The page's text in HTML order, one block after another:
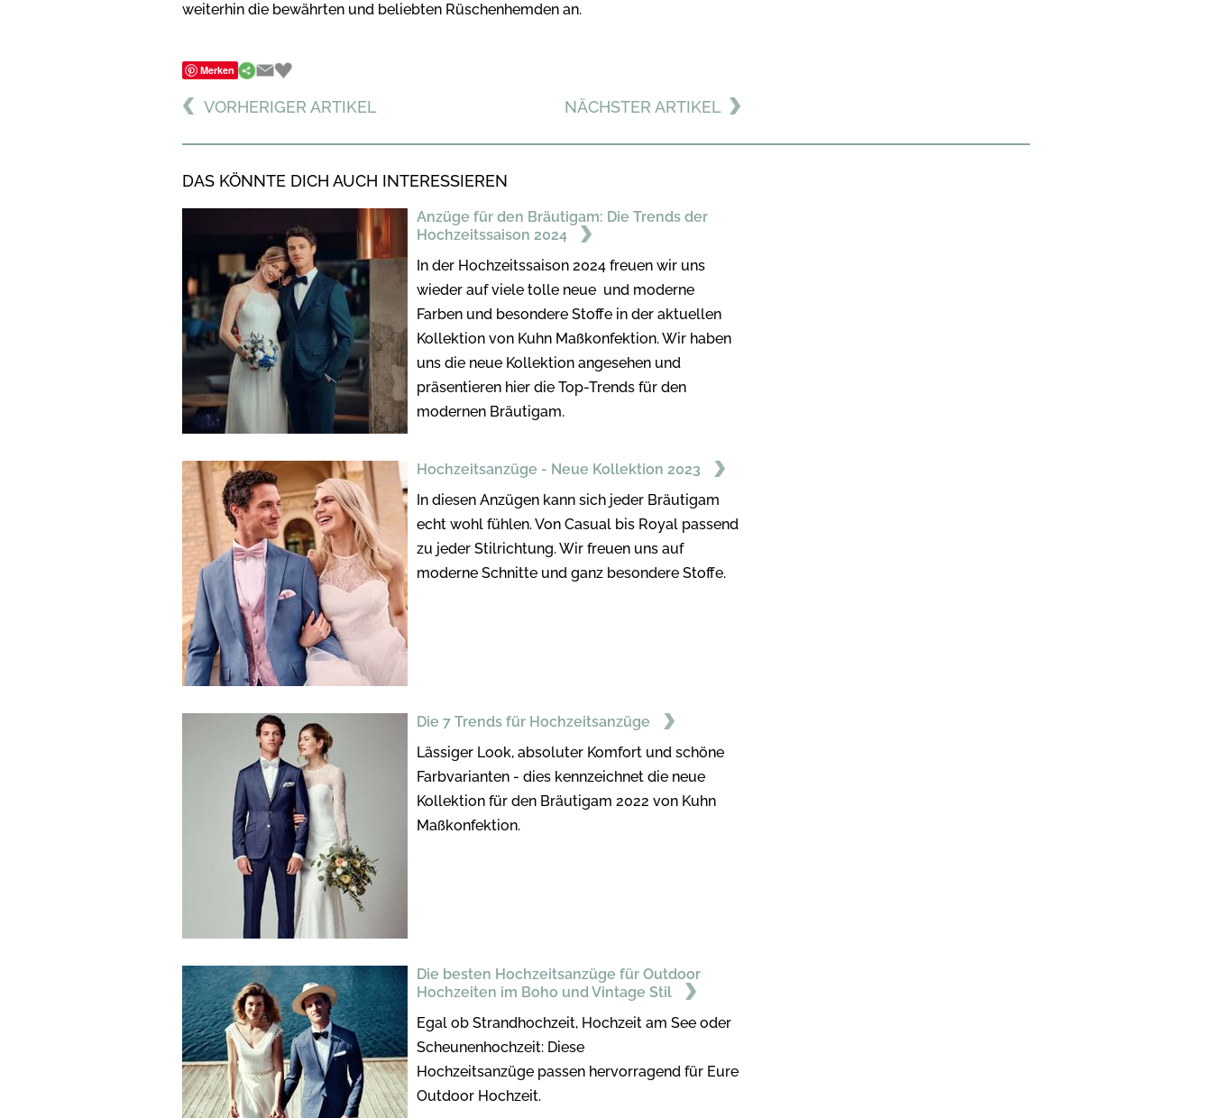
weiterhin die bewährten und beliebten Rüschenhemden an.
Merken
VORHERIGER ARTIKEL NÄCHSTER ARTIKEL
DAS KÖNNTE DICH AUCH INTERESSIEREN
Anzüge für den Bräutigam: Die Trends der
Hochzeitssaison 2024
In der Hochzeitssaison 2024 freuen wir uns
wieder auf viele tolle neue und moderne
Farben und besondere Stoffe in der aktuellen
Kollektion von Kuhn Maßkonfektion. Wir haben
uns die neue Kollektion angesehen und
präsentieren hier die Top-Trends für den
modernen Bräutigam.
Hochzeitsanzüge - Neue Kollektion 2023
In diesen Anzügen kann sich jeder Bräutigam
echt wohl fühlen. Von Casual bis Royal passend
zu jeder Stilrichtung. Wir freuen uns auf
moderne Schnitte und ganz besondere Stoffe.
Die 7 Trends für Hochzeitsanzüge
Lässiger Look, absoluter Komfort und schöne
Farbvarianten - dies kennzeichnet die neue
Kollektion für den Bräutigam 2022 von Kuhn
Maßkonfektion.
Die besten Hochzeitsanzüge für Outdoor
Hochzeiten im Boho und Vintage Stil
Egal ob Strandhochzeit, Hochzeit am See oder
Scheunenhochzeit: Diese
Hochzeitsanzüge passen hervorragend für Eure
Outdoor Hochzeit.